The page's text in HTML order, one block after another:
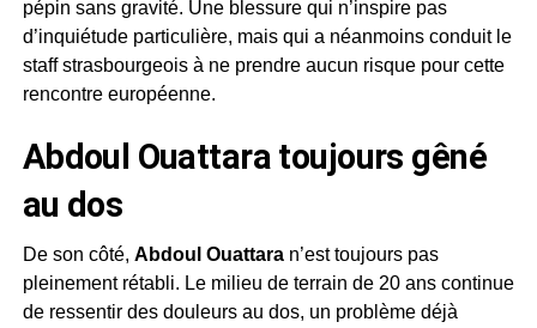
pépin sans gravité. Une blessure qui n’inspire pas
d’inquiétude particulière, mais qui a néanmoins conduit le
staff strasbourgeois à ne prendre aucun risque pour cette
rencontre européenne.
Abdoul Ouattara toujours gêné
au dos
De son côté, Abdoul Ouattaran’est toujours pas
pleinement rétabli. Le milieu de terrain de 20 ans continue
de ressentir des douleurs au dos, un problème déjà